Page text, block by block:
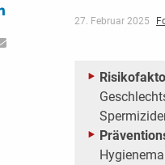
27. Februar 2025